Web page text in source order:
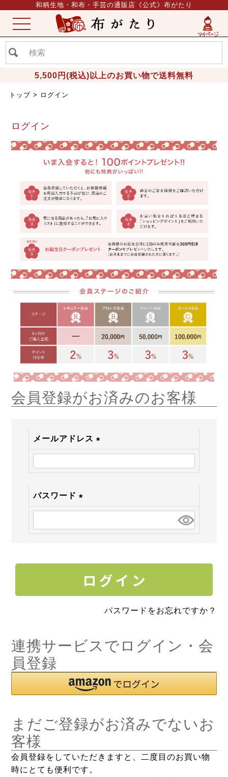
和柄生地・和布・手芸の通販店《公式》布がたり
5,500円(税込)以上のお買い物で送料無料
ME
NU
トップ ログイン
ログイン
会員登録がお済みのお客様
メールアドレス
(必
須)
パスワード
(必
パスワードをお忘れですか？
連携サービスでログイン・会
員登録
まだご登録がお済みでないお
客様
会員登録をしていただきますと、二度目のお買い物
時にとても便利です。